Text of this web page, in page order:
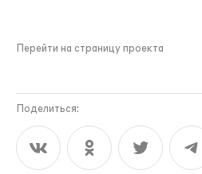
Перейти на страницу проекта
Поделиться: